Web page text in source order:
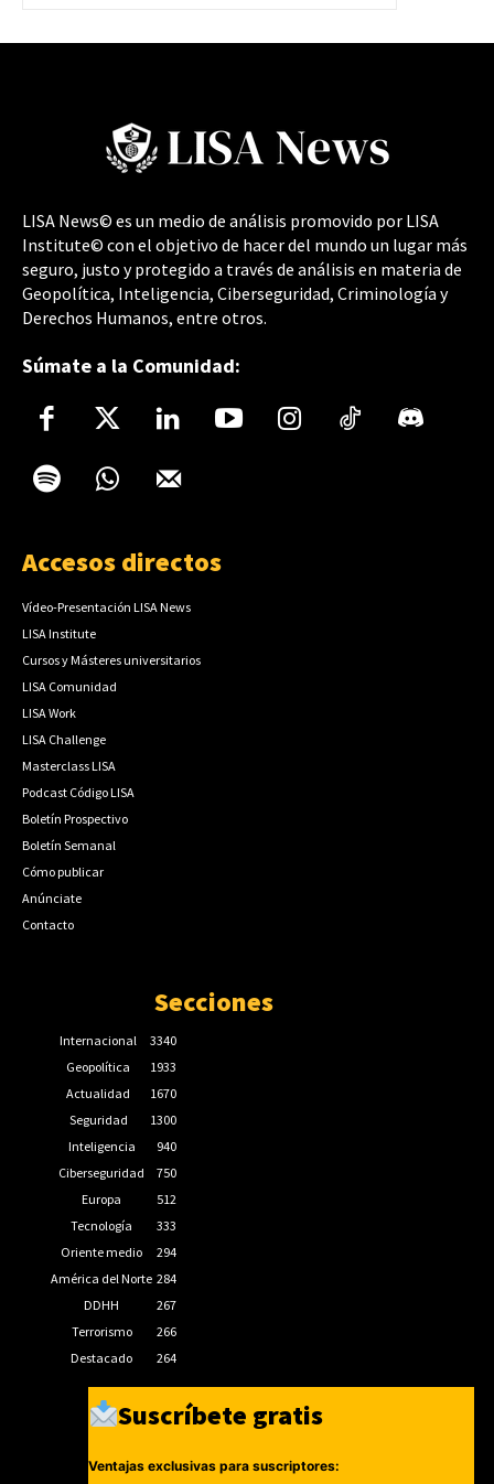
LISA News© es un medio de análisis promovido por LISA
Institute© con el objetivo de hacer del mundo un lugar más
seguro, justo y protegido a través de análisis en materia de
Geopolítica, Inteligencia, Ciberseguridad, Criminología y
Derechos Humanos, entre otros.
Súmate a la Comunidad:
Accesos directos
Vídeo-Presentación LISA News
LISA Institute
Cursos y Másteres universitarios
LISA Comunidad
LISA Work
LISA Challenge
Masterclass LISA
Podcast Código LISA
Boletín Prospectivo
Boletín Semanal
Cómo publicar
Anúnciate
Contacto
Secciones
Internacional
3340
Geopolítica
1933
Actualidad
1670
Seguridad
1300
Inteligencia
940
Ciberseguridad
750
Europa
512
Tecnología
333
Oriente medio
294
América del Norte 284
DDHH
267
Terrorismo
266
Destacado
264
Suscríbete gratis
Ventajas exclusivas para suscriptores: